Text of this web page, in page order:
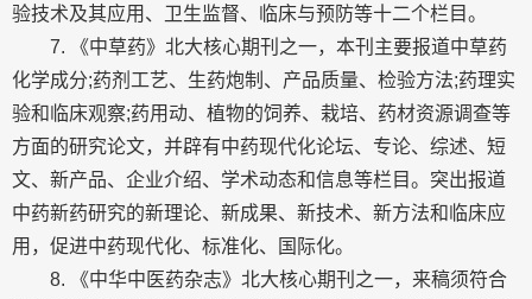
验技术及其应用、卫生监督、临床与预防等十二个栏目。
7. 《中草药》北大核心期刊之一，本刊主要报道中草药
化学成分;药剂工艺、生药炮制、产品质量、检验方法;药理实
验和临床观察;药用动、植物的饲养、栽培、药材资源调查等
方面的研究论文，并辟有中药现代化论坛、专论、综述、短
文、新产品、企业介绍、学术动态和信息等栏目。突出报道
中药新药研究的新理论、新成果、新技术、新方法和临床应
用，促进中药现代化、标准化、国际化。
8. 《中华中医药杂志》北大核心期刊之一，来稿须符合